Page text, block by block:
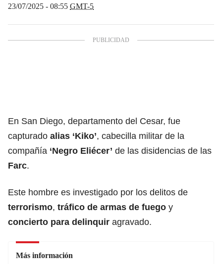
23/07/2025 - 08:55 GMT-5
En San Diego, departamento del Cesar, fue
capturado alias ‘Kiko’, cabecilla militar de la
compañía ‘Negro Eliécer’ de las disidencias de las
Farc.
Este hombre es investigado por los delitos de
terrorismo, tráfico de armas de fuego y
concierto para delinquir agravado.
Más información